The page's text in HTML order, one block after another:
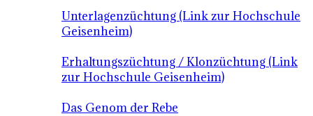
Unterlagenzüchtung (Link zur Hochschule
Geisenheim)
Erhaltungszüchtung / Klonzüchtung (Link
zur Hochschule Geisenheim)
Das Genom der Rebe